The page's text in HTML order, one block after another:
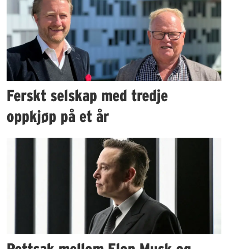
Ferskt selskap med tredje
oppkjøp på et år